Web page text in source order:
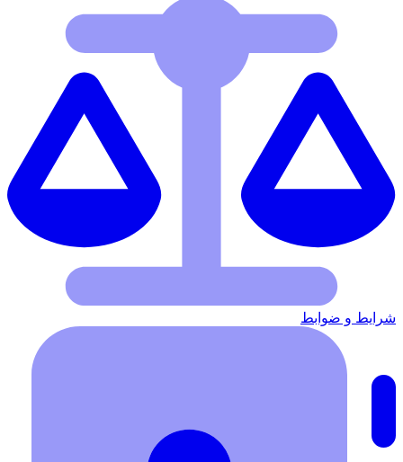
شرایط‌ و ضوابط